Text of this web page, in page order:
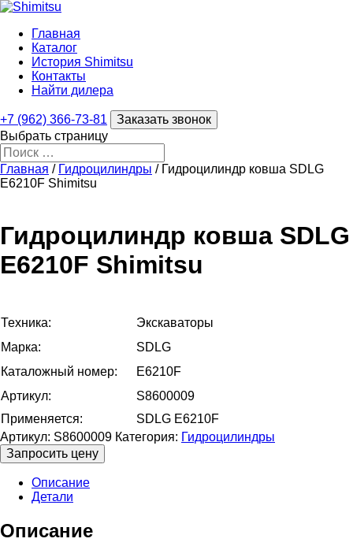
Главная
Каталог
История Shimitsu
Контакты
Найти дилера
+7 (962) 366-73-81
Заказать звонок
Выбрать страницу
Главная / Гидроцилиндры / Гидроцилиндр ковша SDLG
E6210F Shimitsu
Гидроцилиндр ковша SDLG
E6210F Shimitsu
Техника:
Экскаваторы
Марка:
SDLG
Каталожный номер:
E6210F
Артикул:
S8600009
Применяется:
SDLG E6210F
Артикул: S8600009 Категория: Гидроцилиндры
Запросить цену
Описание
Детали
Описание